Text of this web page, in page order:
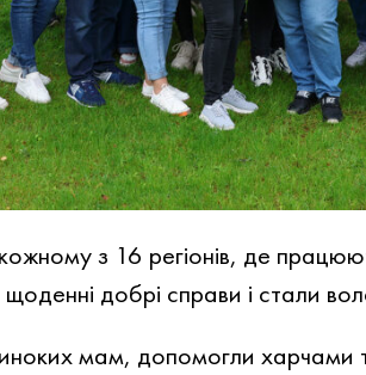
з 16 регіонів, де
щоденні добрі справи і стали
мам, допомогли